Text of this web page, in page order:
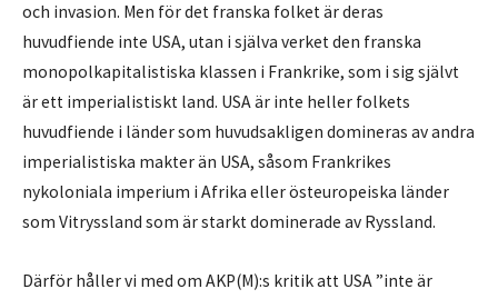
och invasion. Men för det franska folket är deras
huvudfiende inte USA, utan i själva verket den franska
monopolkapitalistiska klassen i Frankrike, som i sig självt
är ett imperialistiskt land. USA är inte heller folkets
huvudfiende i länder som huvudsakligen domineras av andra
imperialistiska makter än USA, såsom Frankrikes
nykoloniala imperium i Afrika eller östeuropeiska länder
som Vitryssland som är starkt dominerade av Ryssland.
Därför håller vi med om AKP(M):s kritik att USA ”inte är